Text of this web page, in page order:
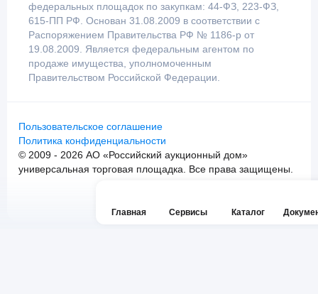
Главная Сервисы Каталог
федеральных площадок по закупкам: 44-ФЗ, 223-ФЗ,
615-ПП РФ. Основан 31.08.2009 в соответствии с
Распоряжением Правительства РФ № 1186-р от
19.08.2009. Является федеральным агентом по
продаже имущества, уполномоченным
Правительством Российской Федерации.
Пользовательское соглашение
Политика конфиденциальности
© 2009 - 2026 АО «Российский аукционный дом»
универсальная торговая площадка. Все права защищены.